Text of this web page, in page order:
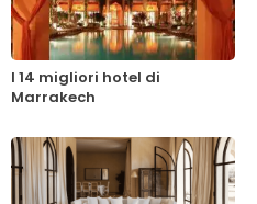
I 14 migliori hotel di
Marrakech